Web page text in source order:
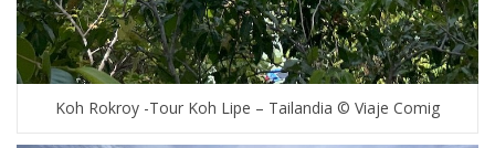
Koh Rokroy -Tour Koh Lipe – Tailandia © Viaje Comig